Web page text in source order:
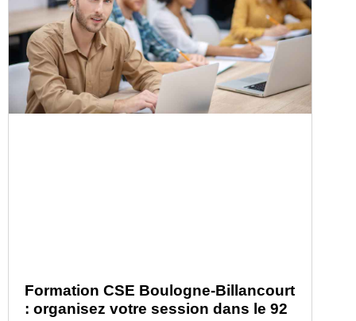
Formation CSE Boulogne-Billancourt
: organisez votre session dans le 92